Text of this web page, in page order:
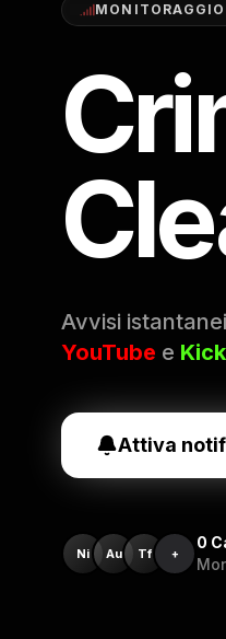
Avvisi
YouTube e Kick
Attiva
Ni Au Tf +
0